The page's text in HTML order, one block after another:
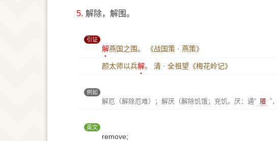
5. 解除，解围。
引证
解燕国之围。 《战国策 · 燕策》
颜太师以兵解。 清 · 全祖望《梅花岭记》
例如
解厄（解除厄难）；解厌（解除饥饿；充饥。厌：通“ 餍 ”
英文
remove;